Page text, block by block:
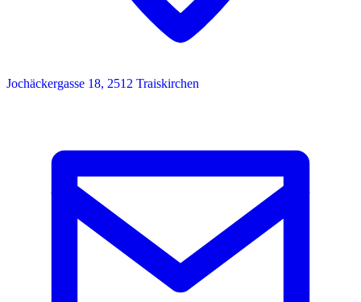
Jochäckergasse 18, 2512 Traiskirchen